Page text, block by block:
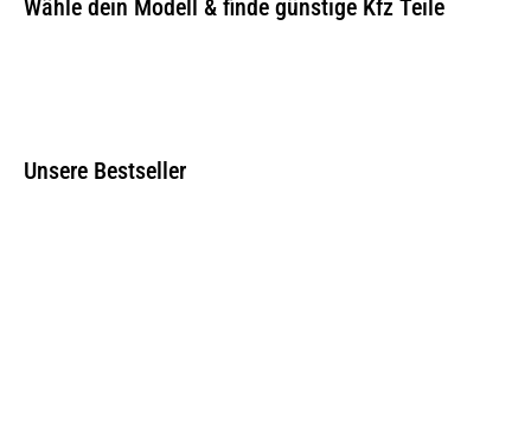
Wähle dein Modell & finde günstige Kfz Teile
Unsere Bestseller